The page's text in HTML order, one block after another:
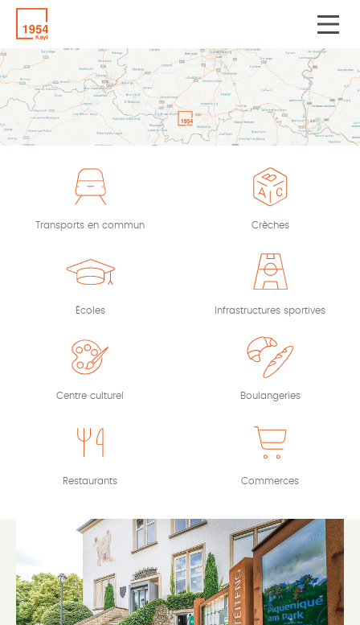
Transports en commun Crèches
Écoles Infrastructures sportives
Centre culturel Boulangeries
Restaurants Commerces